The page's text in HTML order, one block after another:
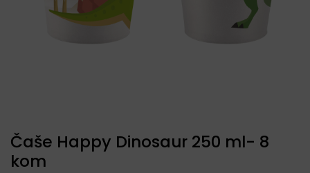
Čaše Happy Dinosaur 250 ml- 8
kom